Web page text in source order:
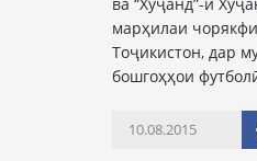
марҳилаи
Тоҷикистон, дар
бошгоҳҳои
10.08.2015